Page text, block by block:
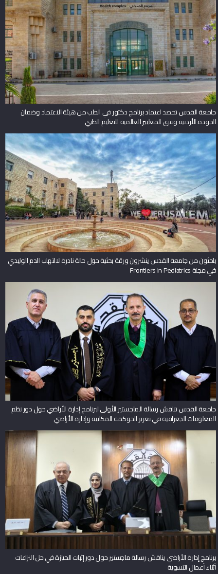
جامعة القدس تحصد اعتماد برنامج دكتور في الطب من هيئة الاعتماد وضمان
الجودة الأردنية وفق المعايير العالمية للتعليم الطبي
باحثون من جامعة القدس ينشرون ورقة بحثية حول حالة نادرة لالتهاب الدم الوليدي
في مجلة Frontiers in Pediatrics
جامعة القدس تناقش رسالة الماجستير الأولى لبرنامج إدارة الأراضي حول دور نظم
المعلومات الجغرافية في تعزيز الحوكمة المكانية وإدارة الأراضي
برنامج إدارة الأراضي يناقش رسالة ماجستير حول دور إثبات الحيازة في حل النزاعات
أثناء أعمال التسوية